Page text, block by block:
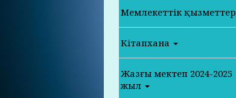
Мемлекеттік қызметтер
Кітапхана
Жазғы мектеп 2024-2025
жыл